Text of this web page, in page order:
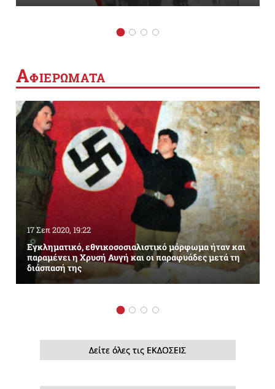
ΑΦΙΕΡΩΜΑΤΑ
17 Σεπ 2020, 19:22
Εγκληματικό, εθνικοσοσιαλιστικό μόρφωμα ήταν και
παραμένει η Χρυσή Αυγή και οι παραφυάδες μετά τη
διάσπασή της
Δείτε όλες τις ΕΚΔΟΣΕΙΣ